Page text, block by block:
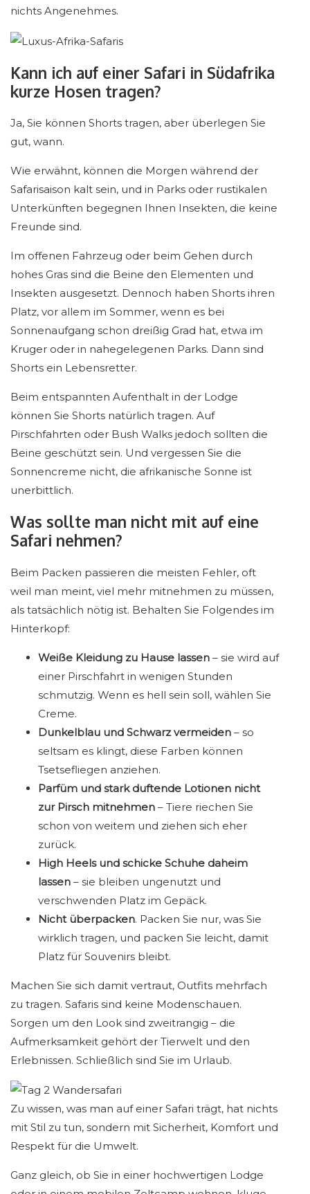
nichts Angenehmes.
Kann ich auf einer Safari in Südafrika
kurze Hosen tragen?
Ja, Sie können Shorts tragen, aber überlegen Sie
gut, wann.
Wie erwähnt, können die Morgen während der
Safarisaison kalt sein, und in Parks oder rustikalen
Unterkünften begegnen Ihnen Insekten, die keine
Freunde sind.
Im offenen Fahrzeug oder beim Gehen durch
hohes Gras sind die Beine den Elementen und
Insekten ausgesetzt. Dennoch haben Shorts ihren
Platz, vor allem im Sommer, wenn es bei
Sonnenaufgang schon dreißig Grad hat, etwa im
Kruger oder in nahegelegenen Parks. Dann sind
Shorts ein Lebensretter.
Beim entspannten Aufenthalt in der Lodge
können Sie Shorts natürlich tragen. Auf
Pirschfahrten oder Bush Walks jedoch sollten die
Beine geschützt sein. Und vergessen Sie die
Sonnencreme nicht, die afrikanische Sonne ist
unerbittlich.
Was sollte man nicht mit auf eine
Safari nehmen?
Beim Packen passieren die meisten Fehler, oft
weil man meint, viel mehr mitnehmen zu müssen,
als tatsächlich nötig ist. Behalten Sie Folgendes im
Hinterkopf:
Weiße Kleidung zu Hause lassen – sie wird auf
einer Pirschfahrt in wenigen Stunden
schmutzig. Wenn es hell sein soll, wählen Sie
Creme.
Dunkelblau und Schwarz vermeiden – so
seltsam es klingt, diese Farben können
Tsetsefliegen anziehen.
Parfüm und stark duftende Lotionen nicht
zur Pirsch mitnehmen – Tiere riechen Sie
schon von weitem und ziehen sich eher
zurück.
High Heels und schicke Schuhe daheim
lassen – sie bleiben ungenutzt und
verschwenden Platz im Gepäck.
Nicht überpacken. Packen Sie nur, was Sie
wirklich tragen, und packen Sie leicht, damit
Platz für Souvenirs bleibt.
Machen Sie sich damit vertraut, Outfits mehrfach
zu tragen. Safaris sind keine Modenschauen.
Sorgen um den Look sind zweitrangig – die
Aufmerksamkeit gehört der Tierwelt und den
Erlebnissen. Schließlich sind Sie im Urlaub.
Zu wissen, was man auf einer Safari trägt, hat nichts
mit Stil zu tun, sondern mit Sicherheit, Komfort und
Respekt für die Umwelt.
Ganz gleich, ob Sie in einer hochwertigen Lodge